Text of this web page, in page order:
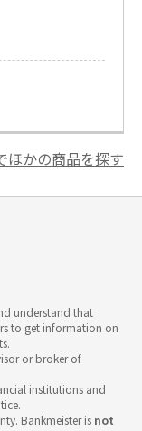
ほかの商品を探す
understand that
to get information on
or broker of
institutions and
Bankmeister is not